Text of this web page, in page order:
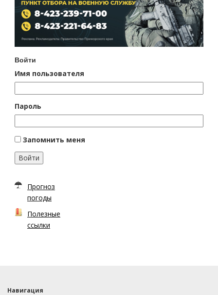
Войти
Имя пользователя
Пароль
Запомнить меня
Войти
Прогноз
погоды
Полезные
ссылки
Навигация